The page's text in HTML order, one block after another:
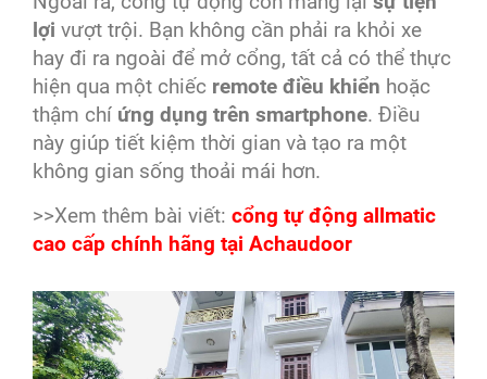
lợi vượt trội. Bạn không cần phải ra khỏi xe
hay đi ra ngoài để mở cổng, tất cả có thể thực
hiện qua một chiếc remote điều khiển hoặc
thậm chí ứng dụng trên smartphone. Điều
này giúp tiết kiệm thời gian và tạo ra một
không gian sống thoải mái hơn.
>>Xem thêm bài viết: cổng tự động allmatic
cao cấp chính hãng tại Achaudoor